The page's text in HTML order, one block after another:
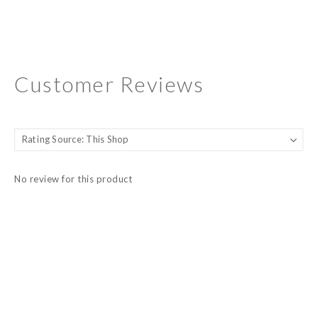
Customer Reviews
No review for this product